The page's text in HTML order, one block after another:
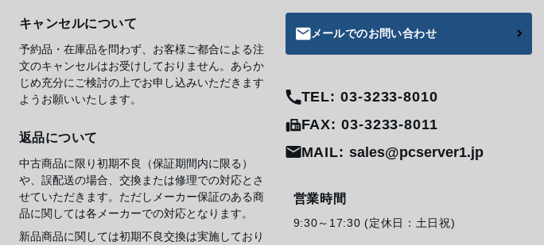
キャンセルについて
予約品・在庫品を問わず、お客様ご都合による注
文のキャンセルはお受けしておりません。あらか
じめ充分にご検討の上でお申し込みいただきます
ようお願いいたします。
返品について
中古商品に限り初期不良（保証期間内に限る）
や、誤配送の場合、交換または修理での対応とさ
せていただきます。ただしメーカー保証のある商
品に関しては各メーカーでの対応となります。
新品商品に関しては初期不良交換は実施しており
メールでのお問い合わせ
TEL: 03-3233-8010
FAX: 03-3233-8011
MAIL: sales@pcserver1.jp
営業時間
9:30～17:30 (定休日：土日祝)